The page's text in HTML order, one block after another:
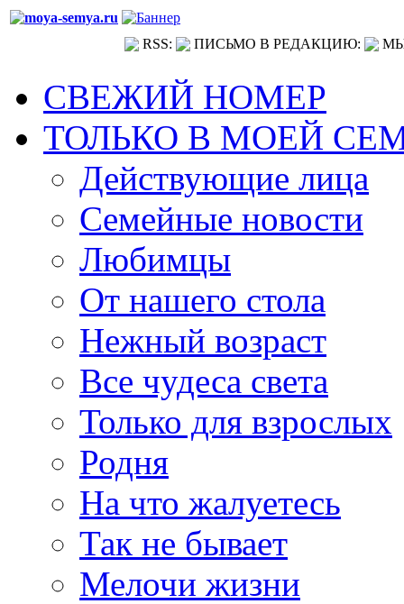
RSS: ПИСЬМО В РЕДАКЦИЮ:
СВЕЖИЙ НОМЕР
ТОЛЬКО В МОЕЙ
Действующие лица
Семейные новости
Любимцы
От нашего стола
Нежный возраст
Все чудеса света
Только для взрослых
Родня
На что жалуетесь
Так не бывает
Мелочи жизни